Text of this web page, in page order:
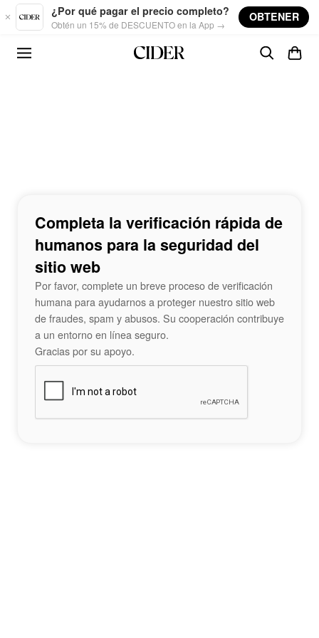
Skip to main content
¿Por qué pagar el precio completo?
Obtén un 15% de DESCUENTO en la App →
OBTENER
Completa la verificación rápida de
humanos para la seguridad del
sitio web
Por favor, complete un breve proceso de verificación
humana para ayudarnos a proteger nuestro sitio web
de fraudes, spam y abusos. Su cooperación contribuye
a un entorno en línea seguro.
Gracias por su apoyo.